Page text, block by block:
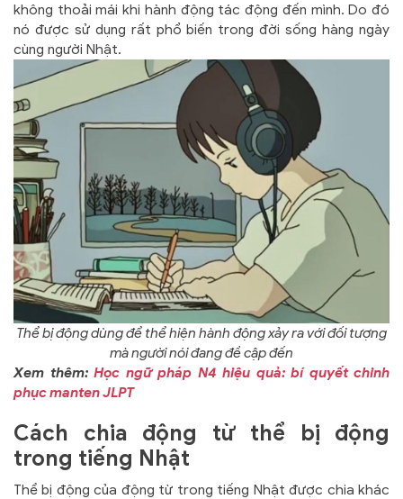
không thoải mái khi hành động tác động đến mình. Do đó
nó được sử dụng rất phổ biến trong đời sống hàng ngày
cùng người Nhật.
Thể bị động dùng để thể hiện hành động xảy ra với đối tượng
mà người nói đang đề cập đến
Xem thêm:Học ngữ pháp N4 hiệu quả: bí quyết chinh
phục manten JLPT
Cách chia động từ thể bị động
trong tiếng Nhật
Thể bị động của động từ trong tiếng Nhật được chia khác